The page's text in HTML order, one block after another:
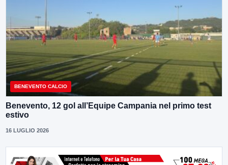
BENEVENTO CALCIO
Benevento, 12 gol all’Equipe Campania nel primo test
estivo
16 LUGLIO 2026